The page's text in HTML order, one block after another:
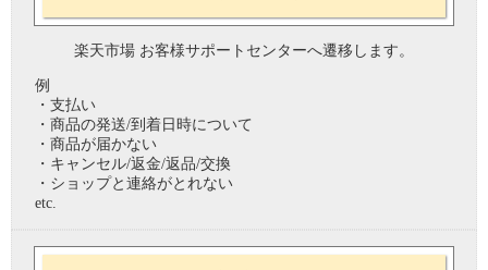
楽天市場 お客様サポートセンターへ遷移します。
例
・支払い
・商品の発送/到着日時について
・商品が届かない
・キャンセル/返金/返品/交換
・ショップと連絡がとれない
etc.